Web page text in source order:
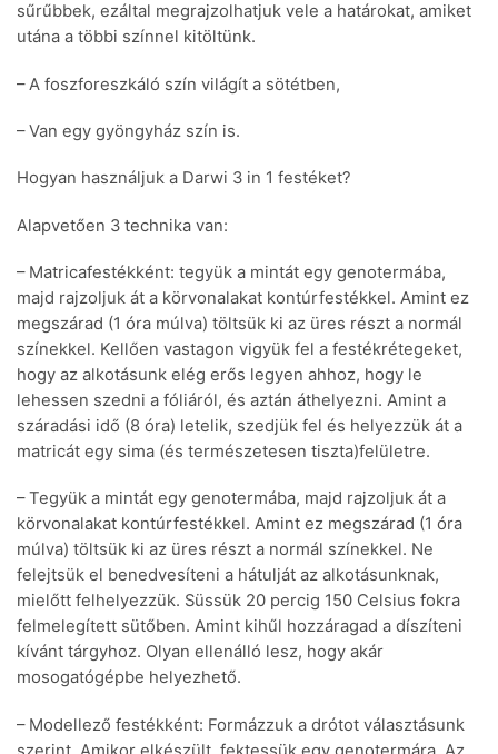
sűrűbbek, ezáltal megrajzolhatjuk vele a határokat, amiket
utána a többi színnel kitöltünk.
– A foszforeszkáló szín világít a sötétben,
– Van egy gyöngyház szín is.
Hogyan használjuk a Darwi 3 in 1 festéket?
Alapvetően 3 technika van:
– Matricafestékként: tegyük a mintát egy genotermába,
majd rajzoljuk át a körvonalakat kontúrfestékkel. Amint ez
megszárad (1 óra múlva) töltsük ki az üres részt a normál
színekkel. Kellően vastagon vigyük fel a festékrétegeket,
hogy az alkotásunk elég erős legyen ahhoz, hogy le
lehessen szedni a fóliáról, és aztán áthelyezni. Amint a
száradási idő (8 óra) letelik, szedjük fel és helyezzük át a
matricát egy sima (és természetesen tiszta)felületre.
– Tegyük a mintát egy genotermába, majd rajzoljuk át a
körvonalakat kontúrfestékkel. Amint ez megszárad (1 óra
múlva) töltsük ki az üres részt a normál színekkel. Ne
felejtsük el benedvesíteni a hátulját az alkotásunknak,
mielőtt felhelyezzük. Süssük 20 percig 150 Celsius fokra
felmelegített sütőben. Amint kihűl hozzáragad a díszíteni
kívánt tárgyhoz. Olyan ellenálló lesz, hogy akár
mosogatógépbe helyezhető.
– Modellező festékként: Formázzuk a drótot választásunk